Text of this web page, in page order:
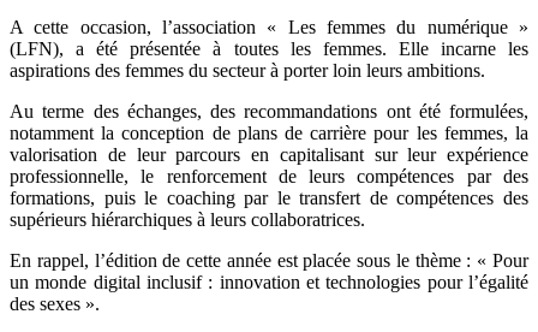
A cette occasion, l’association « Les femmes du numérique »
(LFN), a été présentée à toutes les femmes. Elle incarne les
aspirations des femmes du secteur à porter loin leurs ambitions.
Au terme des échanges, des recommandations ont été formulées,
notamment la conception de plans de carrière pour les femmes, la
valorisation de leur parcours en capitalisant sur leur expérience
professionnelle, le renforcement de leurs compétences par des
formations, puis le coaching par le transfert de compétences des
supérieurs hiérarchiques à leurs collaboratrices.
En rappel, l’édition de cette année est placée sous le thème : « Pour
un monde digital inclusif : innovation et technologies pour l’égalité
des sexes ».